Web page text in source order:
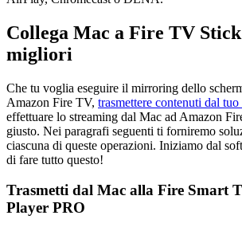
Collega Mac a Fire TV
migliori
Che tu voglia eseguire il mirroring dello
Amazon Fire TV, trasmettere contenuti dal
effettuare lo streaming dal Mac ad Amazon
giusto. Nei paragrafi seguenti ti forniremo
ciascuna di queste operazioni. Iniziamo dal
di fare tutto questo!
Trasmetti dal Mac alla Fire Smart
Player PRO